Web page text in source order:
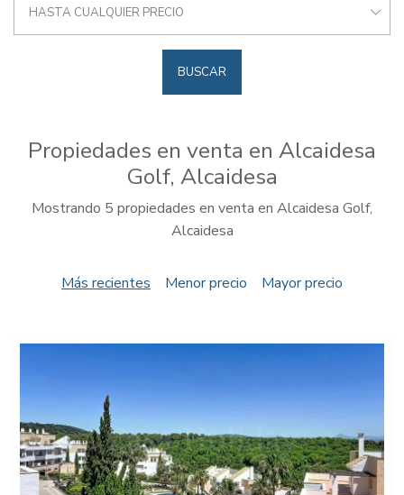
HASTA CUALQUIER PRECIO
BUSCAR
Propiedades en venta en Alcaidesa
Golf, Alcaidesa
Mostrando 5 propiedades en venta en Alcaidesa Golf,
Alcaidesa
Más recientes Menor precio Mayor precio